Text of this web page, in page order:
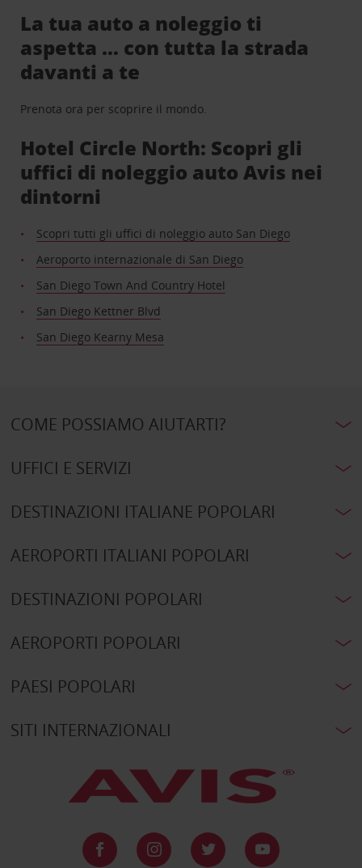
La tua auto a noleggio ti
aspetta … con tutta la strada
davanti a te
Prenota ora per scoprire il mondo.
Hotel Circle North: Scopri gli
uffici di noleggio auto Avis nei
dintorni
Scopri tutti gli uffici di noleggio auto San Diego
Aeroporto internazionale di San Diego
San Diego Town And Country Hotel
San Diego Kettner Blvd
San Diego Kearny Mesa
COME POSSIAMO AIUTARTI?
UFFICI E SERVIZI
DESTINAZIONI ITALIANE POPOLARI
AEROPORTI ITALIANI POPOLARI
DESTINAZIONI POPOLARI
AEROPORTI POPOLARI
PAESI POPOLARI
SITI INTERNAZIONALI